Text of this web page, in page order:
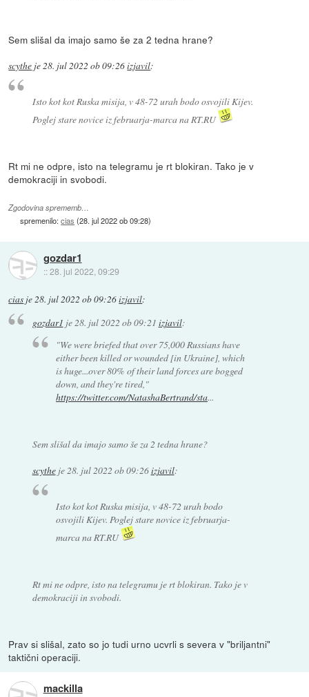
Sem slišal da imajo samo še za 2 tedna hrane?
scythe je 28. jul 2022 ob 09:26izjavil:
Isto kot kot Ruska misija, v 48-72 urah bodo osvojili Kijev.
Poglej stare novice iz februarja-marca na RT.RU
Rt mi ne odpre, isto na telegramu je rt blokiran. Tako je v
demokraciji in svobodi.
Zgodovina sprememb…
spremenilo:cias (28. jul 2022 ob 09:28)
gozdar1
::28. jul 2022, 09:29
cias je28. jul 2022 ob 09:26izjavil:
gozdar1 je 28. jul 2022 ob 09:21 izjavil:
"We were briefed that over 75,000 Russians have
either been killed or wounded [in Ukraine], which
is huge...over 80% of their land forces are bogged
down, and they're tired,"
https://twitter.com/NatashaBertrand/sta...
Sem slišal da imajo samo še za 2 tedna hrane?
scytheje28. jul 2022 ob 09:26izjavil:
Isto kot kot Ruska misija, v 48-72 urah bodo
osvojili Kijev. Poglej stare novice iz februarja-
marca na RT.RU
Rt mi ne odpre, isto na telegramu je rt blokiran. Tako je v
demokraciji in svobodi.
Prav si slišal, zato so jo tudi urno ucvrli s severa v "briljantni"
taktični operaciji.
mackilla